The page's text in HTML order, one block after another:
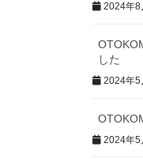
2024年8
した
2024年5
2024年5